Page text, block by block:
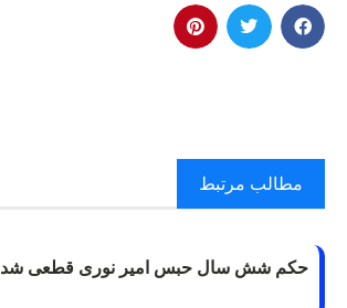
مطالب مرتبط
حکم شش سال حبس امیر نوری قطعی شد